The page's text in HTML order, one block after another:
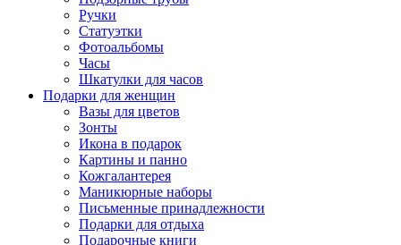
Ручки
Статуэтки
Фотоальбомы
Часы
Шкатулки для часов
Подарки для женщин
Вазы для цветов
Зонты
Икона в подарок
Картины и панно
Кожгалантерея
Маникюрные наборы
Письменные принадлежности
Подарки для отдыха
Подарочные книги